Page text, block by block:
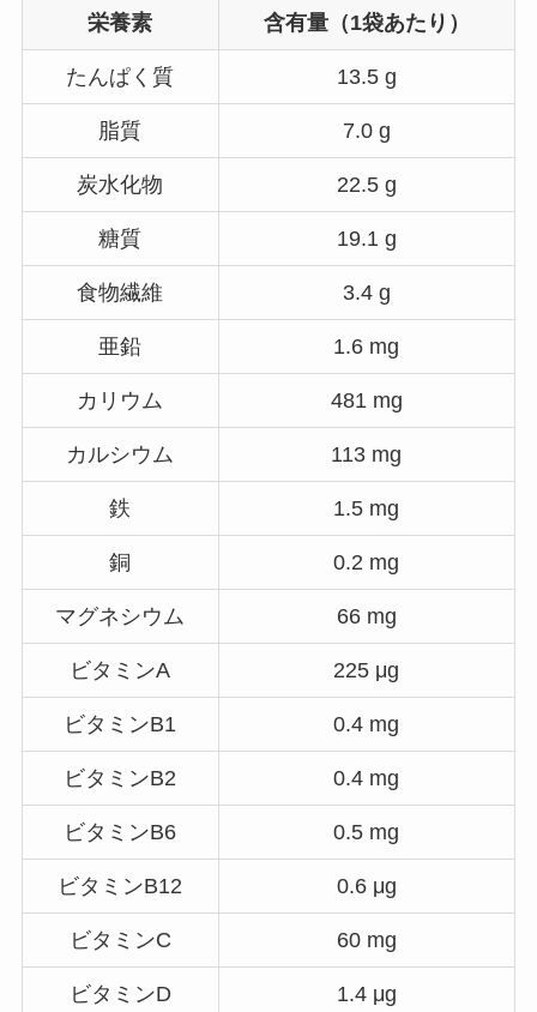
栄養素 含有量（1袋あたり）
たんぱく質 13.5 g
脂質 7.0 g
炭水化物 22.5 g
糖質 19.1 g
食物繊維 3.4 g
亜鉛 1.6 mg
カリウム 481 mg
カルシウム 113 mg
鉄 1.5 mg
銅 0.2 mg
マグネシウム 66 mg
ビタミンA 225 μg
ビタミンB1 0.4 mg
ビタミンB2 0.4 mg
ビタミンB6 0.5 mg
ビタミンB12 0.6 μg
ビタミンC 60 mg
ビタミンD 1.4 μg